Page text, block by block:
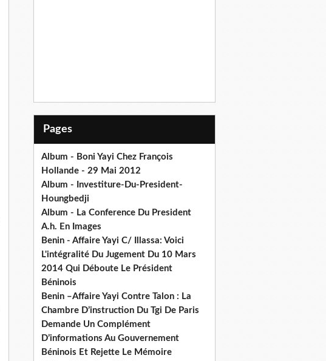
Pages
Album - Boni Yayi Chez François
Hollande - 29 Mai 2012
Album - Investiture-Du-President-
Houngbedji
Album - La Conference Du President
A.h. En Images
Benin - Affaire Yayi C/ Illassa: Voici
L'intégralité Du Jugement Du 10 Mars
2014 Qui Déboute Le Président
Béninois
Benin –Affaire Yayi Contre Talon : La
Chambre D’instruction Du Tgi De Paris
Demande Un Complément
D’informations Au Gouvernement
Béninois Et Rejette Le Mémoire